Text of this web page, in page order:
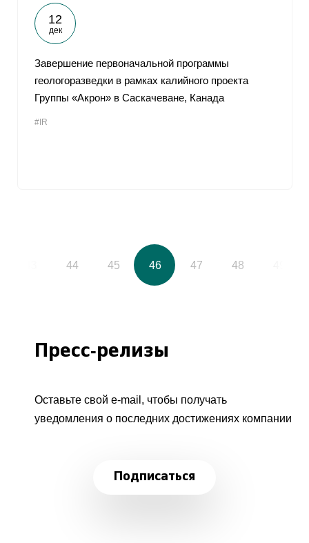
12
дек
Завершение первоначальной программы
геологоразведки в рамках калийного проекта
Группы «Акрон» в Саскачеване, Канада
#IR
44 45 46 47 48
Пресс-релизы
Оставьте свой e-mail, чтобы получать
уведомления о последних достижениях компании
Подписаться